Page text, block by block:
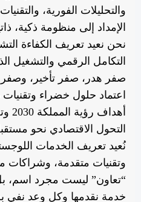
والتحليلات الفورية،
الإمداد إلى منظومة ذكية،
نحن نعيد تعريف الكفاءة
التكامل الرقمي والتشغيل
صفر هدر، صفر تأخير، وصفر
اعتماد حلول خضراء وتقنيات
أهداف
التحول الاقتصادي نحو
نُعيد تعريف الخدمات
وتقنيات متقدمة، وشراكات
“تعاون” ليست مجرد اسم،
خدمة نقدمها وكل وعد نفي به.